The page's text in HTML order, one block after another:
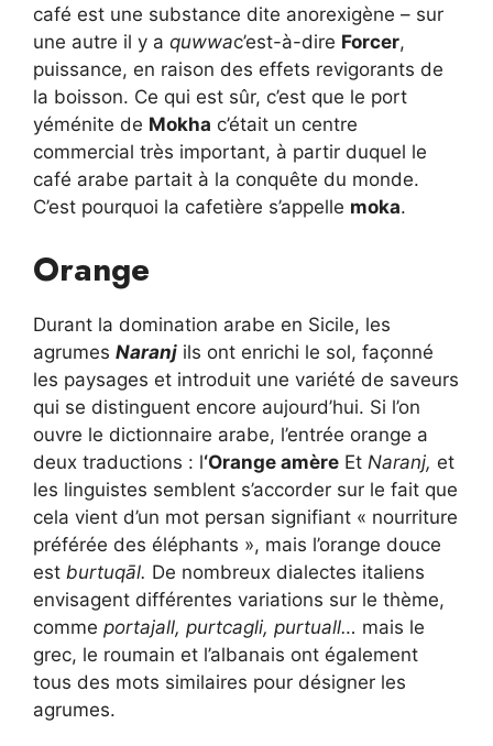
café est une substance dite anorexigène – sur
une autre il y a quwwac’est-à-dire Forcer,
puissance, en raison des effets revigorants de
la boisson. Ce qui est sûr, c’est que le port
yéménite de Mokha c’était un centre
commercial très important, à partir duquel le
café arabe partait à la conquête du monde.
C’est pourquoi la cafetière s’appelle moka.
Orange
Durant la domination arabe en Sicile, les
agrumes Naranj ils ont enrichi le sol, façonné
les paysages et introduit une variété de saveurs
qui se distinguent encore aujourd’hui. Si l’on
ouvre le dictionnaire arabe, l’entrée orange a
deux traductions : l‘Orange amère Et Naranj, et
les linguistes semblent s’accorder sur le fait que
cela vient d’un mot persan signifiant « nourriture
préférée des éléphants », mais l’orange douce
est burtuqāl. De nombreux dialectes italiens
envisagent différentes variations sur le thème,
comme portajall, purtcagli, purtuall… mais le
grec, le roumain et l’albanais ont également
tous des mots similaires pour désigner les
agrumes.